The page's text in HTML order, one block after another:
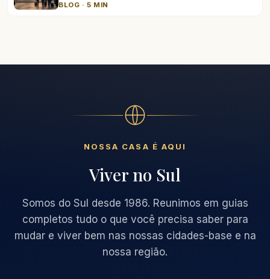
BLOG · 5 MIN
NOSSA CASA É AQUI
Viver no Sul
Somos do Sul desde 1986. Reunimos em guias
completos tudo o que você precisa saber para
mudar e viver bem nas nossas cidades-base e na
nossa região.